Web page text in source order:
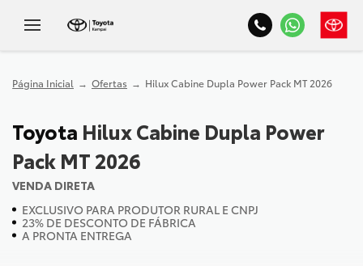
Página Inicial Ofertas Hilux Cabine Dupla Power Pack MT 2026
Toyota Hilux Cabine Dupla Power
Pack MT 2026
VENDA DIRETA
EXCLUSIVO PARA PRODUTOR RURAL E CNPJ
23% DE DESCONTO DE FÁBRICA
A PRONTA ENTREGA